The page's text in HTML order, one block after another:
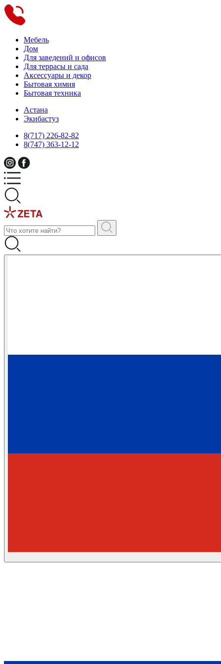
Мебель
Дом
Для заведений и офисов
Для террасы и сада
Аксессуары и декор
Бытовая химия
Бытовая техника
Астана
Экибастуз
8(717) 226-82-82
8(747) 363-12-12